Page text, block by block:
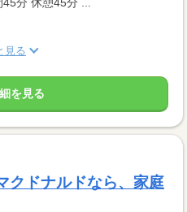
見る
を見る
クドナルドなら、家庭